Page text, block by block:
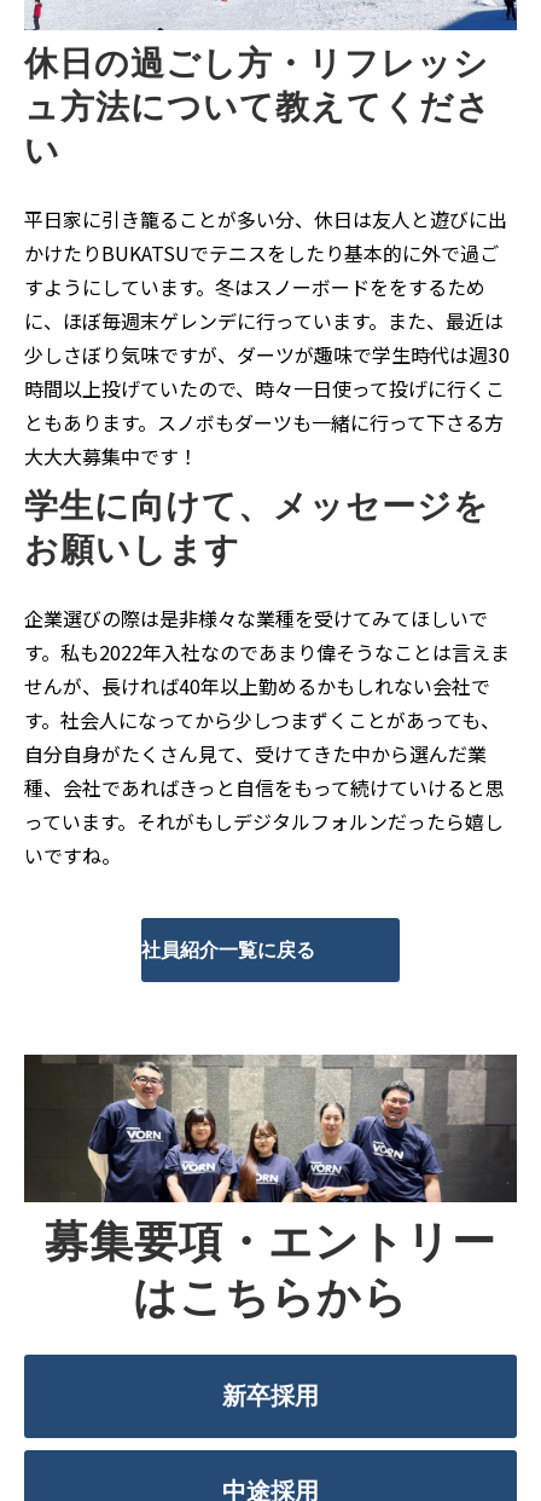
休日の過ごし方・リフレッシ
ュ方法について教えてくださ
い
平日家に引き籠ることが多い分、休日は友人と遊びに出
かけたりBUKATSUでテニスをしたり基本的に外で過ご
すようにしています。冬はスノーボードををするため
に、ほぼ毎週末ゲレンデに行っています。また、最近は
少しさぼり気味ですが、ダーツが趣味で学生時代は週30
時間以上投げていたので、時々一日使って投げに行くこ
ともあります。スノボもダーツも一緒に行って下さる方
大大大募集中です！
学生に向けて、メッセージを
お願いします
企業選びの際は是非様々な業種を受けてみてほしいで
す。私も2022年入社なのであまり偉そうなことは言えま
せんが、長ければ40年以上勤めるかもしれない会社で
す。社会人になってから少しつまずくことがあっても、
自分自身がたくさん見て、受けてきた中から選んだ業
種、会社であればきっと自信をもって続けていけると思
っています。それがもしデジタルフォルンだったら嬉し
いですね。
社員紹介一覧に戻る
募集要項・エントリー
はこちらから
新卒採用
中途採用